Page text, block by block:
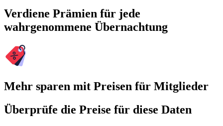
Verdiene Prämien für jede
wahrgenommene Übernachtung
Mehr sparen mit Preisen für Mitglieder
Überprüfe die Preise für diese Daten